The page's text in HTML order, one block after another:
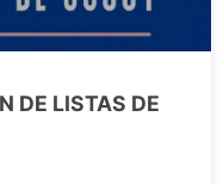
DE LISTAS DE